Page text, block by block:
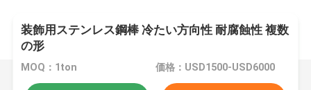
装飾用ステンレス鋼棒 冷たい方向性 耐腐蝕性 複数
の形
MOQ：1ton 価格：USD1500-USD6000